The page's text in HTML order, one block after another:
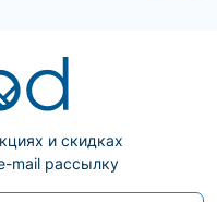
и скидках
mail рассылку